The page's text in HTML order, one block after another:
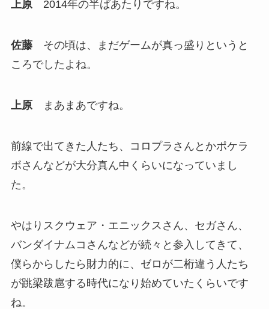
上原2014年の半ばあたりですね。
佐藤その頃は、まだゲームが真っ盛りというと
ころでしたよね。
上原まあまあですね。
前線で出てきた人たち、コロプラさんとかポケラ
ボさんなどが大分真ん中くらいになっていまし
た。
やはりスクウェア・エニックスさん、セガさん、
バンダイナムコさんなどが続々と参入してきて、
僕らからしたら財力的に、ゼロが二桁違う人たち
が跳梁跋扈する時代になり始めていたくらいです
ね。